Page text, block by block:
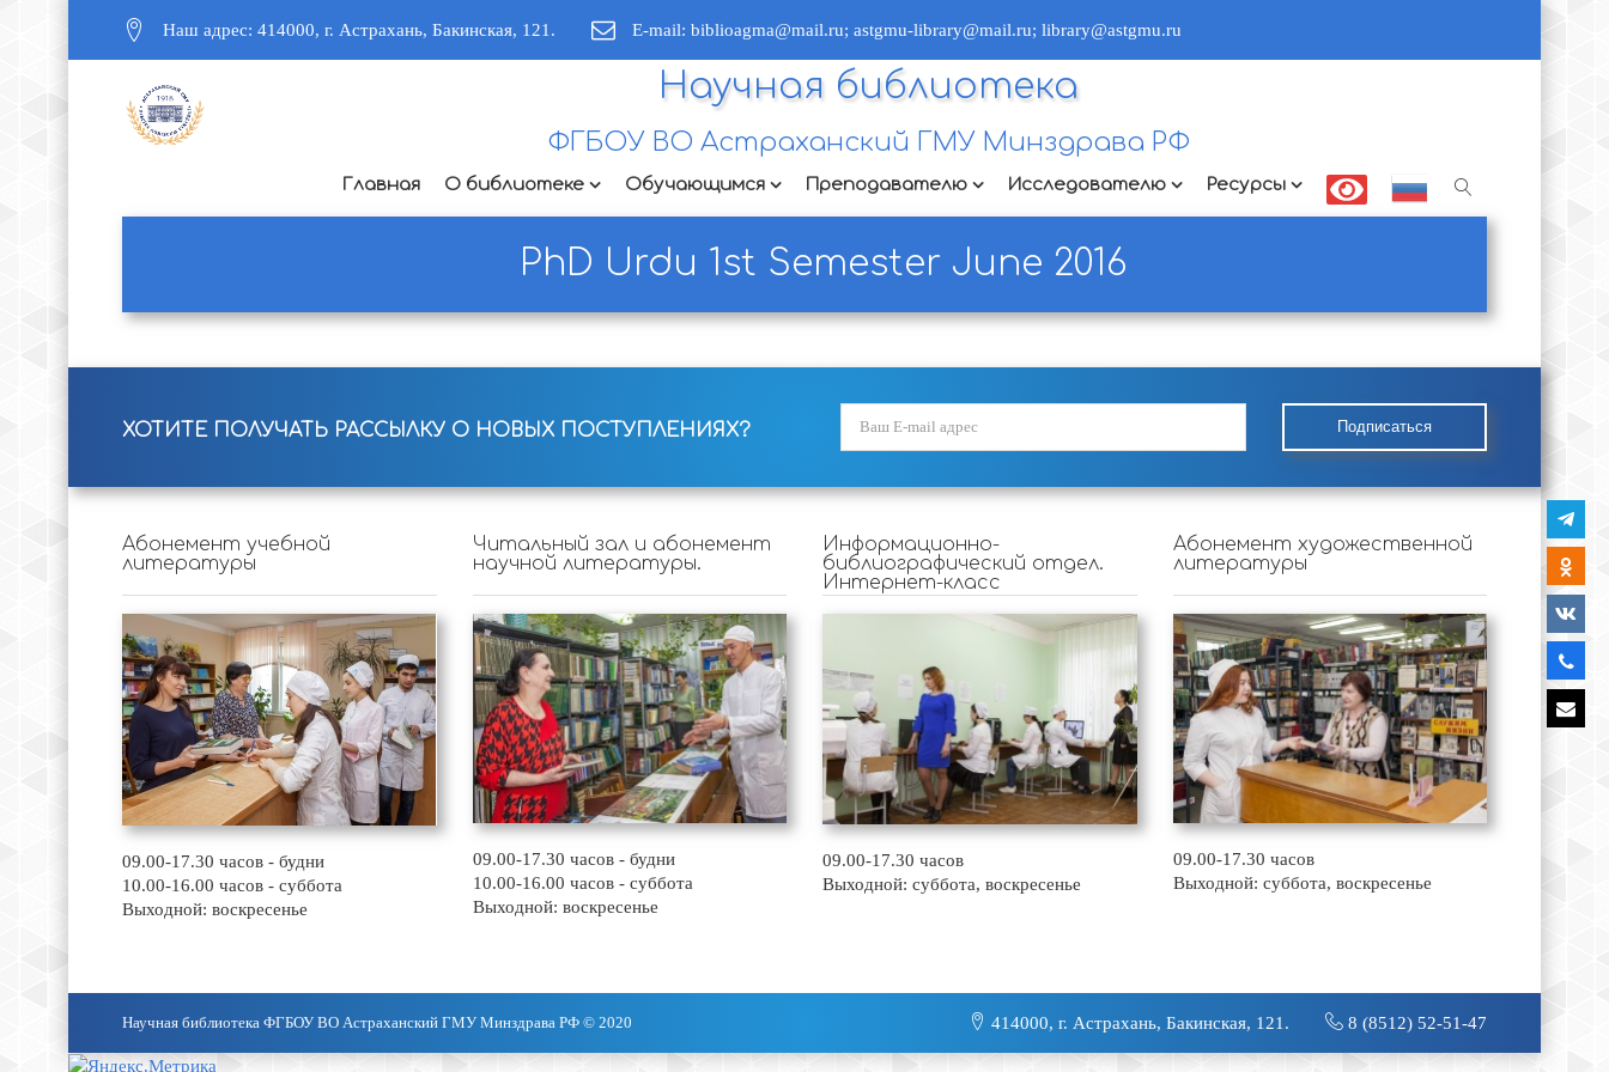
Наш адрес: 414000, г. Астрахань, Бакинская, 121. E-mail: biblioagma@mail.ru; astgmu-library@mail.ru; library@astgmu.ru
Научная библиотека
ФГБОУ ВО Астраханский ГМУ Минздрава РФ
Главная О библиотеке Обучающимся Преподавателю Исследователю Ресурсы
PhD Urdu 1st Semester June 2016
ХОТИТЕ ПОЛУЧАТЬ РАССЫЛКУ О НОВЫХ ПОСТУПЛЕНИЯХ? Подписаться
Абонемент учебной
литературы
09.00-17.30 часов - будни
10.00-16.00 часов - суббота
Выходной: воскресенье
Читальный зал и абонемент
научной литературы.
09.00-17.30 часов - будни
10.00-16.00 часов - суббота
Выходной: воскресенье
Информационно-
библиографический отдел.
Интернет-класс
09.00-17.30 часов
Выходной: суббота, воскресенье
Абонемент художественной
литературы
09.00-17.30 часов
Выходной: суббота, воскресенье
Научная библиотека ФГБОУ ВО Астраханский ГМУ Минздрава РФ © 2020 414000, г. Астрахань, Бакинская, 121. 8 (8512) 52-51-47